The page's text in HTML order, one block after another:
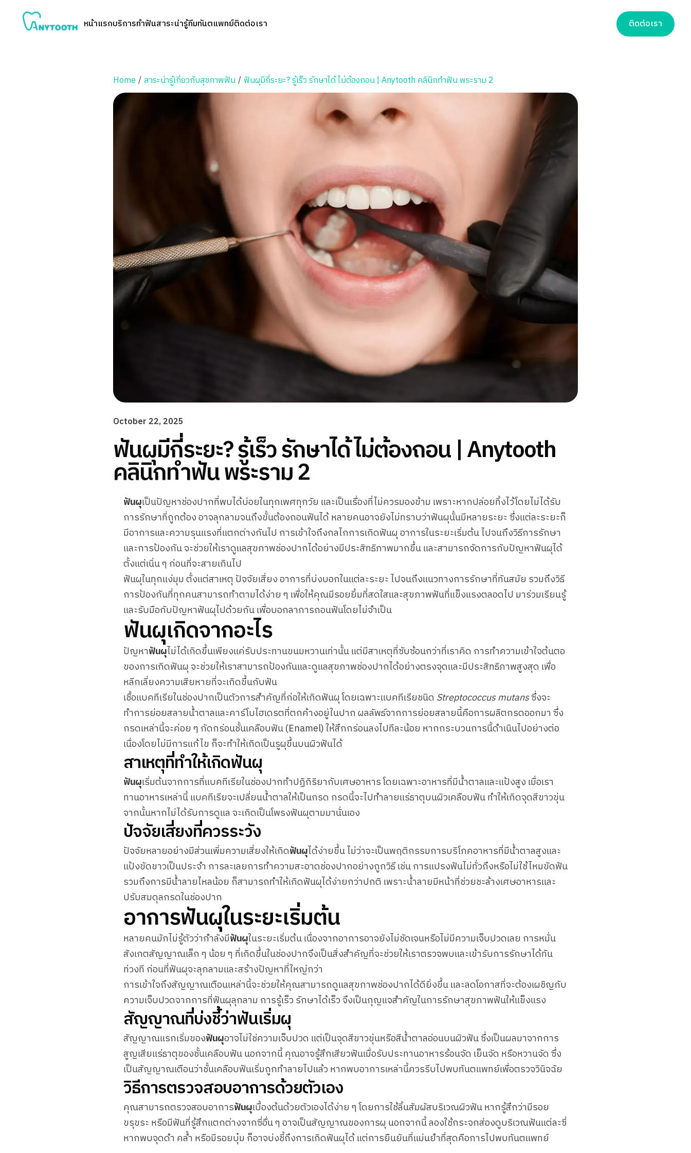
หน้าแรกบริการทำฟันสาระน่ารู้ทีมทันตแพทย์ติดต่อเรา ติดต่อเรา
Home /สาระน่ารู้เกี่ยวกับสุขภาพฟัน/ ฟันผุมีกี่ระยะ? รู้เร็ว รักษาได้ ไม่ต้องถอน | Anytooth คลินิกทำฟัน พระราม 2
October 22, 2025
ฟันผุมีกี่ระยะ? รู้เร็ว รักษาได้ ไม่ต้องถอน | Anytooth
คลินิกทำฟัน พระราม 2
ฟันผุเป็นปัญหาช่องปากที่พบได้บ่อยในทุกเพศทุกวัย และเป็นเรื่องที่ไม่ควรมองข้าม เพราะหากปล่อยทิ้งไว้โดยไม่ได้รับ
การรักษาที่ถูกต้อง อาจลุกลามจนถึงขั้นต้องถอนฟันได้ หลายคนอาจยังไม่ทราบว่าฟันผุนั้นมีหลายระยะ ซึ่งแต่ละระยะก็
มีอาการและความรุนแรงที่แตกต่างกันไป การเข้าใจถึงกลไกการเกิดฟันผุ อาการในระยะเริ่มต้น ไปจนถึงวิธีการรักษา
และการป้องกัน จะช่วยให้เราดูแลสุขภาพช่องปากได้อย่างมีประสิทธิภาพมากขึ้น และสามารถจัดการกับปัญหาฟันผุได้
ตั้งแต่เนิ่น ๆ ก่อนที่จะสายเกินไป
ฟันผุในทุกแง่มุม ตั้งแต่สาเหตุ ปัจจัยเสี่ยง อาการที่บ่งบอกในแต่ละระยะ ไปจนถึงแนวทางการรักษาที่ทันสมัย รวมถึงวิธี
การป้องกันที่ทุกคนสามารถทำตามได้ง่าย ๆ เพื่อให้คุณมีรอยยิ้มที่สดใสและสุขภาพฟันที่แข็งแรงตลอดไป มาร่วมเรียนรู้
และรับมือกับปัญหาฟันผุไปด้วยกัน เพื่อบอกลาการถอนฟันโดยไม่จำเป็น
ฟันผุเกิดจากอะไร
ปัญหาฟันผุไม่ได้เกิดขึ้นเพียงแค่รับประทานขนมหวานเท่านั้น แต่มีสาเหตุที่ซับซ้อนกว่าที่เราคิด การทำความเข้าใจต้นตอ
ของการเกิดฟันผุ จะช่วยให้เราสามารถป้องกันและดูแลสุขภาพช่องปากได้อย่างตรงจุดและมีประสิทธิภาพสูงสุด เพื่อ
หลีกเลี่ยงความเสียหายที่จะเกิดขึ้นกับฟัน
เชื้อแบคทีเรียในช่องปากเป็นตัวการสำคัญที่ก่อให้เกิดฟันผุ โดยเฉพาะแบคทีเรียชนิด Streptococcus mutansซึ่งจะ
ทำการย่อยสลายน้ำตาลและคาร์โบไฮเดรตที่ตกค้างอยู่ในปาก ผลลัพธ์จากการย่อยสลายนี้คือการผลิตกรดออกมา ซึ่ง
กรดเหล่านี้จะค่อย ๆ กัดกร่อนชั้นเคลือบฟัน (Enamel) ให้สึกกร่อนลงไปทีละน้อย หากกระบวนการนี้ดำเนินไปอย่างต่อ
เนื่องโดยไม่มีการแก้ไข ก็จะทำให้เกิดเป็นรูผุขึ้นบนผิวฟันได้
สาเหตุที่ทำให้เกิดฟันผุ
ฟันผุเริ่มต้นจากการที่แบคทีเรียในช่องปากทำปฏิกิริยากับเศษอาหาร โดยเฉพาะอาหารที่มีน้ำตาลและแป้งสูง เมื่อเรา
ทานอาหารเหล่านี้ แบคทีเรียจะเปลี่ยนน้ำตาลให้เป็นกรด กรดนี้จะไปทำลายแร่ธาตุบนผิวเคลือบฟัน ทำให้เกิดจุดสีขาวขุ่น
จากนั้นหากไม่ได้รับการดูแล จะเกิดเป็นโพรงฟันผุตามมานั่นเอง
ปัจจัยเสี่ยงที่ควรระวัง
ปัจจัยหลายอย่างมีส่วนเพิ่มความเสี่ยงให้เกิดฟันผุได้ง่ายขึ้น ไม่ว่าจะเป็นพฤติกรรมการบริโภคอาหารที่มีน้ำตาลสูงและ
แป้งขัดขาวเป็นประจำ การละเลยการทำความสะอาดช่องปากอย่างถูกวิธี เช่น การแปรงฟันไม่ทั่วถึงหรือไม่ใช้ไหมขัดฟัน
รวมถึงการมีน้ำลายไหลน้อย ก็สามารถทำให้เกิดฟันผุได้ง่ายกว่าปกติ เพราะน้ำลายมีหน้าที่ช่วยชะล้างเศษอาหารและ
ปรับสมดุลกรดในช่องปาก
อาการฟันผุในระยะเริ่มต้น
หลายคนมักไม่รู้ตัวว่ากำลังมีฟันผุในระยะเริ่มต้น เนื่องจากอาการอาจยังไม่ชัดเจนหรือไม่มีความเจ็บปวดเลย การหมั่น
สังเกตสัญญาณเล็ก ๆ น้อย ๆ ที่เกิดขึ้นในช่องปากจึงเป็นสิ่งสำคัญที่จะช่วยให้เราตรวจพบและเข้ารับการรักษาได้ทัน
ท่วงที ก่อนที่ฟันผุจะลุกลามและสร้างปัญหาที่ใหญ่กว่า
การเข้าใจถึงสัญญาณเตือนเหล่านี้จะช่วยให้คุณสามารถดูแลสุขภาพช่องปากได้ดียิ่งขึ้น และลดโอกาสที่จะต้องเผชิญกับ
ความเจ็บปวดจากการที่ฟันผุลุกลาม การรู้เร็ว รักษาได้เร็ว จึงเป็นกุญแจสำคัญในการรักษาสุขภาพฟันให้แข็งแรง
สัญญาณที่บ่งชี้ว่าฟันเริ่มผุ
สัญญาณแรกเริ่มของฟันผุอาจไม่ใช่ความเจ็บปวด แต่เป็นจุดสีขาวขุ่นหรือสีน้ำตาลอ่อนบนผิวฟัน ซึ่งเป็นผลมาจากการ
สูญเสียแร่ธาตุของชั้นเคลือบฟัน นอกจากนี้ คุณอาจรู้สึกเสียวฟันเมื่อรับประทานอาหารร้อนจัด เย็นจัด หรือหวานจัด ซึ่ง
เป็นสัญญาณเตือนว่าชั้นเคลือบฟันเริ่มถูกทำลายไปแล้ว หากพบอาการเหล่านี้ควรรีบไปพบทันตแพทย์เพื่อตรวจวินิจฉัย
วิธีการตรวจสอบอาการด้วยตัวเอง
คุณสามารถตรวจสอบอาการฟันผุเบื้องต้นด้วยตัวเองได้ง่าย ๆ โดยการใช้ลิ้นสัมผัสบริเวณผิวฟัน หากรู้สึกว่ามีรอย
ขรุขระ หรือมีฟันที่รู้สึกแตกต่างจากซี่อื่น ๆ อาจเป็นสัญญาณของการผุ นอกจากนี้ ลองใช้กระจกส่องดูบริเวณฟันแต่ละซี่
หากพบจุดดำ คล้ำ หรือมีรอยบุ๋ม ก็อาจบ่งชี้ถึงการเกิดฟันผุได้ แต่การยืนยันที่แม่นยำที่สุดคือการไปพบทันตแพทย์